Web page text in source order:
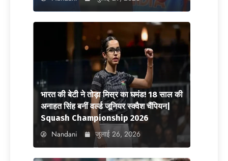
भारत की बेटी ने तोड़ा मिस्र का घमंड! 18 साल की
अनाहत सिंह बनीं वर्ल्ड जूनियर स्क्वैश चैंपियन|
Squash Championship 2026
Nandani जुलाई 26, 2026